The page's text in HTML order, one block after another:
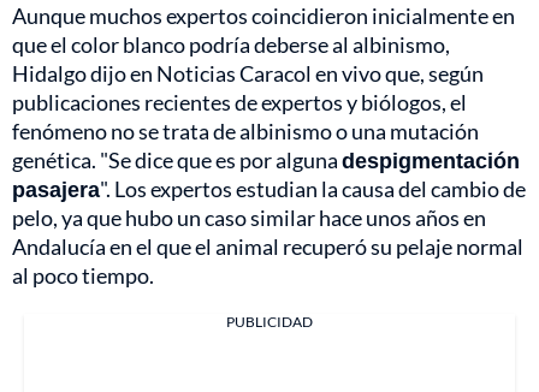
Aunque muchos expertos coincidieron inicialmente en
que el color blanco podría deberse al albinismo,
Hidalgo dijo en Noticias Caracol en vivo que, según
publicaciones recientes de expertos y biólogos, el
fenómeno no se trata de albinismo o una mutación
genética. "Se dice que es por algunadespigmentación
pasajera". Los expertos estudian la causa del cambio de
pelo, ya que hubo un caso similar hace unos años en
Andalucía en el que el animal recuperó su pelaje normal
al poco tiempo.
PUBLICIDAD